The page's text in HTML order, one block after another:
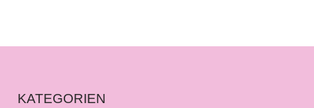
KATEGORIEN